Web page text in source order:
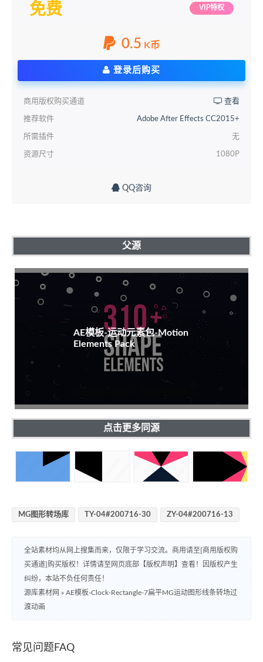
免费 VIP特权
0.5 K币
登录后购买
商用版权购买通道 查看
推荐软件 Adobe After Effects CC2015+
所需插件 无
资源尺寸 1080P
QQ咨询
父源
AE模板-运动元素包-Motion
Elements Pack
点击更多同源
MG图形转场库 TY-04#200716-30 ZY-04#200716-13
全站素材均从网上搜集而来，仅限于学习交流。商用请至[商用版权购
买通道]购买版权！详情请至网页底部【版权声明】查看！因版权产生
纠纷，本站不负任何责任！
源库素材网 » AE模板-Clock-Rectangle-7扁平MG运动图形线条转场过
渡动画
常见问题FAQ